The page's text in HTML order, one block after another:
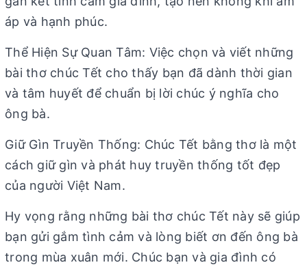
áp và hạnh phúc.
Thể Hiện Sự Quan Tâm: Việc chọn và viết những
bài thơ chúc Tết cho thấy bạn đã dành thời gian
và tâm huyết để chuẩn bị lời chúc ý nghĩa cho
ông bà.
Giữ Gìn Truyền Thống: Chúc Tết bằng thơ là một
cách giữ gìn và phát huy truyền thống tốt đẹp
của người Việt Nam.
Hy vọng rằng những bài thơ chúc Tết này sẽ giúp
bạn gửi gắm tình cảm và lòng biết ơn đến ông bà
trong mùa xuân mới. Chúc bạn và gia đình có